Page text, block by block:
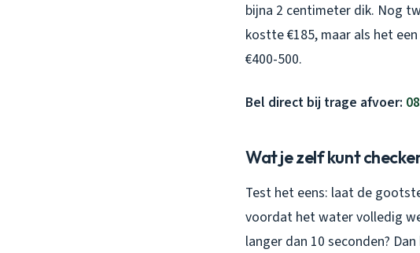
bijna 2 centimeter dik. Nog
kostte €185, maar als het
€400-500.
Bel direct bij trage afvoer:
Wat je zelf kunt
Test het eens: laat de
voordat het water volledig
langer dan 10 seconden?